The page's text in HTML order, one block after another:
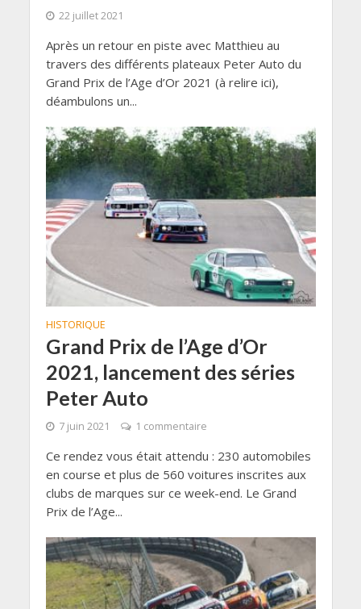
22 juillet 2021
Après un retour en piste avec Matthieu au
travers des différents plateaux Peter Auto du
Grand Prix de l’Age d’Or 2021 (à relire ici),
déambulons un...
HISTORIQUE
Grand Prix de l’Age d’Or
2021, lancement des séries
Peter Auto
7 juin 2021 1 commentaire
Ce rendez vous était attendu : 230 automobiles
en course et plus de 560 voitures inscrites aux
clubs de marques sur ce week-end. Le Grand
Prix de l’Age...